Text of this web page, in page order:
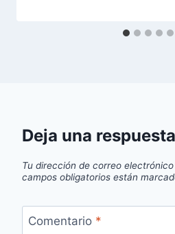
Deja una respuesta
Tu dirección de correo
campos obligatorios están
Comentario *